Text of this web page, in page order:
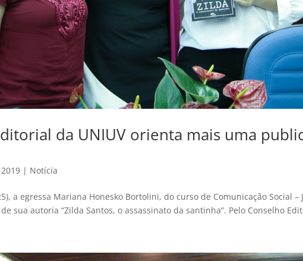
da UNIUV orienta mais uma
| Notícia
a egressa Mariana Honesko Bortolini, do curso de Comunicação Social
sua autoria “Zilda Santos, o assassinato da santinha”. Pelo Conselho